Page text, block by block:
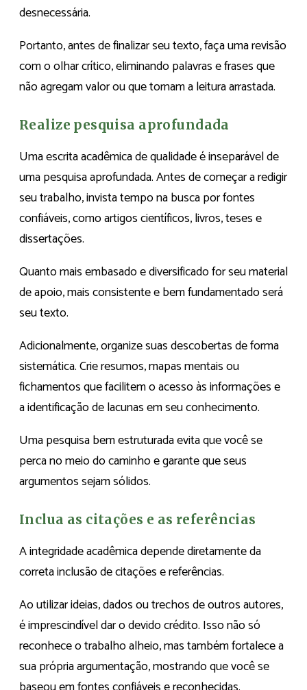
desnecessária.
Portanto, antes de finalizar seu texto, faça uma revisão
com o olhar crítico, eliminando palavras e frases que
não agregam valor ou que tornam a leitura arrastada.
Realize pesquisa aprofundada
Uma escrita acadêmica de qualidade é inseparável de
uma pesquisa aprofundada. Antes de começar a redigir
seu trabalho, invista tempo na busca por fontes
confiáveis, como artigos científicos, livros, teses e
dissertações.
Quanto mais embasado e diversificado for seu material
de apoio, mais consistente e bem fundamentado será
seu texto.
Adicionalmente, organize suas descobertas de forma
sistemática. Crie resumos, mapas mentais ou
fichamentos que facilitem o acesso às informações e
a identificação de lacunas em seu conhecimento.
Uma pesquisa bem estruturada evita que você se
perca no meio do caminho e garante que seus
argumentos sejam sólidos.
Inclua as citações e as referências
A integridade acadêmica depende diretamente da
correta inclusão de citações e referências.
Ao utilizar ideias, dados ou trechos de outros autores,
é imprescindível dar o devido crédito. Isso não só
reconhece o trabalho alheio, mas também fortalece a
sua própria argumentação, mostrando que você se